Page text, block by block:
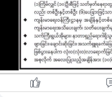
င်ငံသားစိစစ်ရေးကတ်အမှတ်၊
ကို မှန်ကန်ပြည့်စုံစွာ စာရင်းပေ
ားသည်။
ဗစ်-၁၉ သံသယလက္ခဏာရှိသူမျ
ာတာရှည်ရောဂါရှိသူများအနေဖြ
ေတ္တာရပ်ခံထားပြီး အစုလိုက်ဂ
ေရန်နှင့် ကျန်းမာရေးဝန်ကြီး
ျက်များကို တိကျစွာ လိုက်နာ